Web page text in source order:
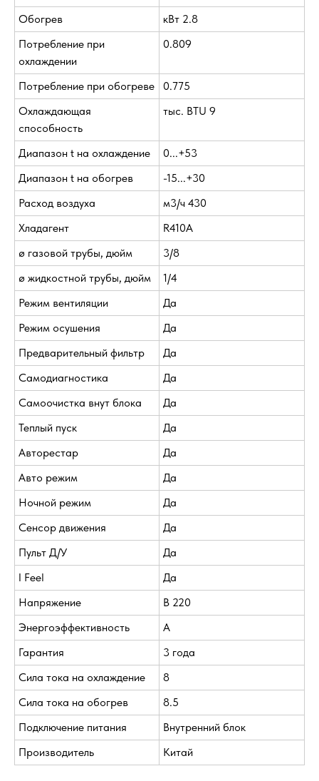
Обогрев
кВт 2.8
Потребление при
охлаждении
0.809
Потребление при обогреве
0.775
Охлаждающая
способность
тыс. BTU 9
Диапазон t на охлаждение
0...+53
Диапазон t на обогрев
-15...+30
Расход воздуха
м3/ч 430
Хладагент
R410A
ø газовой трубы, дюйм
3/8
ø жидкостной трубы, дюйм
1/4
Режим вентиляции
Да
Режим осушения
Да
Предварительный фильтр
Да
Самодиагностика
Да
Самоочистка внут блока
Да
Теплый пуск
Да
Авторестар
Да
Авто режим
Да
Ночной режим
Да
Сенсор движения
Да
Пульт Д/У
Да
I Feel
Да
Напряжение
В 220
Энергоэффективность
A
Гарантия
3 года
Сила тока на охлаждение
8
Сила тока на обогрев
8.5
Подключение питания
Внутренний блок
Производитель
Китай